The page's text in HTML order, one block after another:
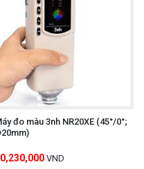
đo màu 3nh NR20XE (45°/0°;
VND